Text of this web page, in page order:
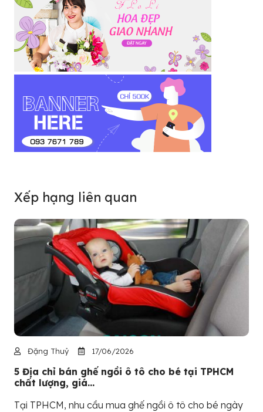
Xếp hạng liên quan
Đặng Thuỷ 17/06/2026
5 Địa chỉ bán ghế ngồi ô tô cho bé tại TPHCM
chất lượng, giá...
Tại TPHCM, nhu cầu mua ghế ngồi ô tô cho bé ngày